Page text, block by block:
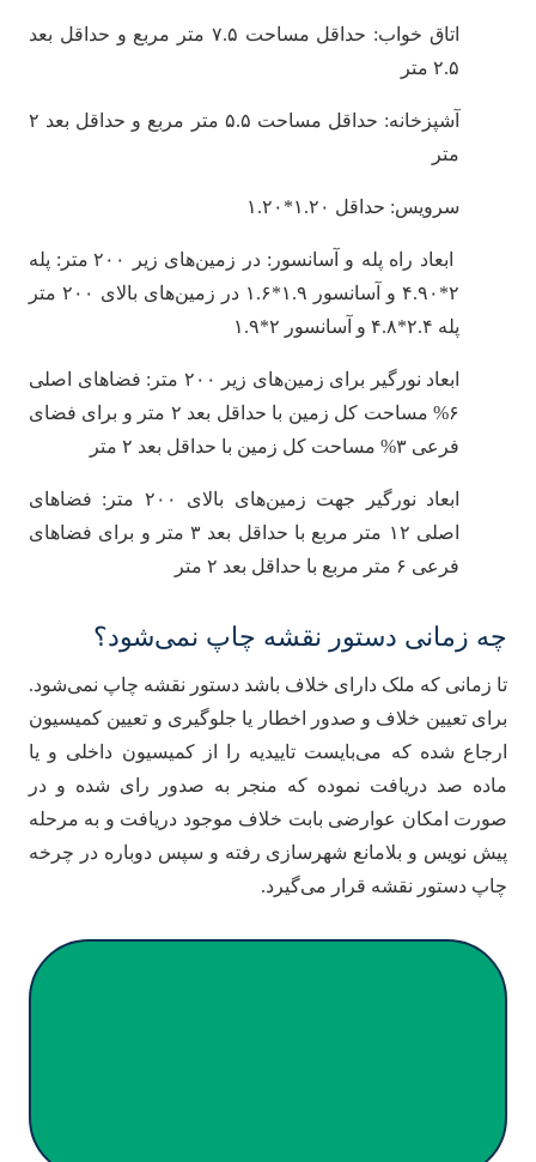
اتاق خواب: حداقل مساحت ۷.۵ متر مربع و حداقل بعد
۲.۵ متر
آشپزخانه: حداقل مساحت ۵.۵ متر مربع و حداقل بعد ۲
متر
سرویس: حداقل ۱.۲۰*۱.۲۰
ابعاد راه پله و آسانسور: در زمین‌های زیر ۲۰۰ متر: پله
۲*۴.۹۰ و آسانسور ۱.۹*۱.۶ در زمین‌های بالای ۲۰۰ متر
پله ۲.۴*۴.۸ و آسانسور ۲*۱.۹
ابعاد نورگیر برای زمین‌های زیر ۲۰۰ متر: فضاهای اصلی
۶% مساحت کل زمین با حداقل بعد ۲ متر و برای فضای
فرعی ۳% مساحت کل زمین با حداقل بعد ۲ متر
ابعاد نورگیر جهت زمین‌های بالای ۲۰۰ متر: فضاهای
اصلی ۱۲ متر مربع با حداقل بعد ۳ متر و برای فضاهای
فرعی ۶ متر مربع با حداقل بعد ۲ متر
چه زمانی دستور نقشه چاپ نمی‌شود؟
تا زمانی که ملک دارای خلاف باشد دستور نقشه چاپ نمی‌شود.
برای تعیین خلاف و صدور اخطار یا جلوگیری و تعیین کمیسیون
ارجاع شده که می‌بایست تاییدیه را از کمیسیون داخلی و یا
ماده صد دریافت نموده که منجر به صدور رای شده و در
صورت امکان عوارضی بابت خلاف موجود دریافت و به مرحله
پیش نویس و بلامانع شهرسازی رفته و سپس دوباره در چرخه
چاپ دستور نقشه قرار می‌گیرد.
سؤالات و ابهامات خود در زمینه تهیه